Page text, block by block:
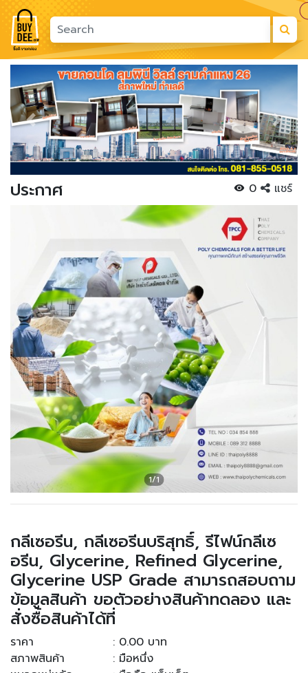
Previous Next
ประกาศ 0 แชร์
กลีเซอรีน, กลีเซอรีนบริสุทธิ์, รีไฟน์กลีเซ
อรีน, Glycerine, Refined Glycerine,
Glycerine USP Grade สามารถสอบถาม
ข้อมูลสินค้า ขอตัวอย่างสินค้าทดลอง และ
สั่งซื้อสินค้าได้ที่
ราคา
: 0.00 บาท
สภาพสินค้า
: มือหนึ่ง